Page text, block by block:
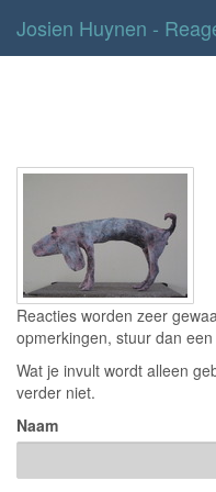
Josien Huynen -
Reacties worden zeer
opmerkingen, stuur dan
Wat je invult wordt alleen
verder niet.
Naam